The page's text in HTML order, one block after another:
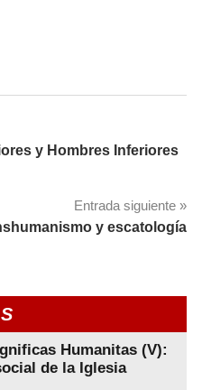
y Hombres Inferiores
Entrada siguiente
y escatología
Humanitas (V):
de la Iglesia